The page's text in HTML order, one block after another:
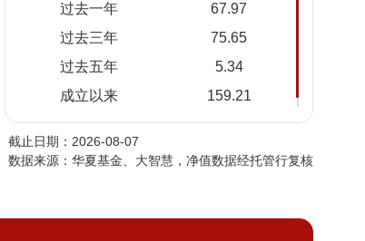
过去一年
67.97
过去三年
75.65
过去五年
5.34
成立以来
159.21
08-05
2026-
08-04
2.4659
2026-
2.3351
2026-
07-31
2.3993 2.3993
截止日期：2026-08-07
数据来源：华夏基金、大智慧，净值数据经托管行复核